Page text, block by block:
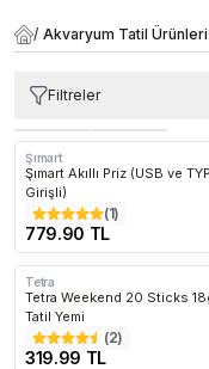
/ Akvaryum Tatil Ürünleri
Filtreler
Şımart
Şımart Akıllı Priz (USB ve
Girişli)
(1)
779.90 TL
Tetra
Tetra Weekend 20 Sticks
Tatil Yemi
(2)
319.99 TL